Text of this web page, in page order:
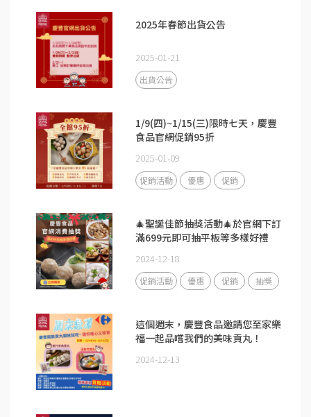
2025年春節出貨公告
2025-01-21
出貨公告
1/9(四)~1/15(三)限時七天，慶豐
食品官網促銷95折
2025-01-09
促銷活動 優惠 促銷
🎄聖誕佳節抽獎活動🎄於官網下訂
滿699元即可抽平板等多樣好禮
2024-12-18
促銷活動 優惠 促銷 抽獎
這個週末，慶豐食品邀請您至家樂
福一起品嚐我們的美味貢丸！
2024-12-13